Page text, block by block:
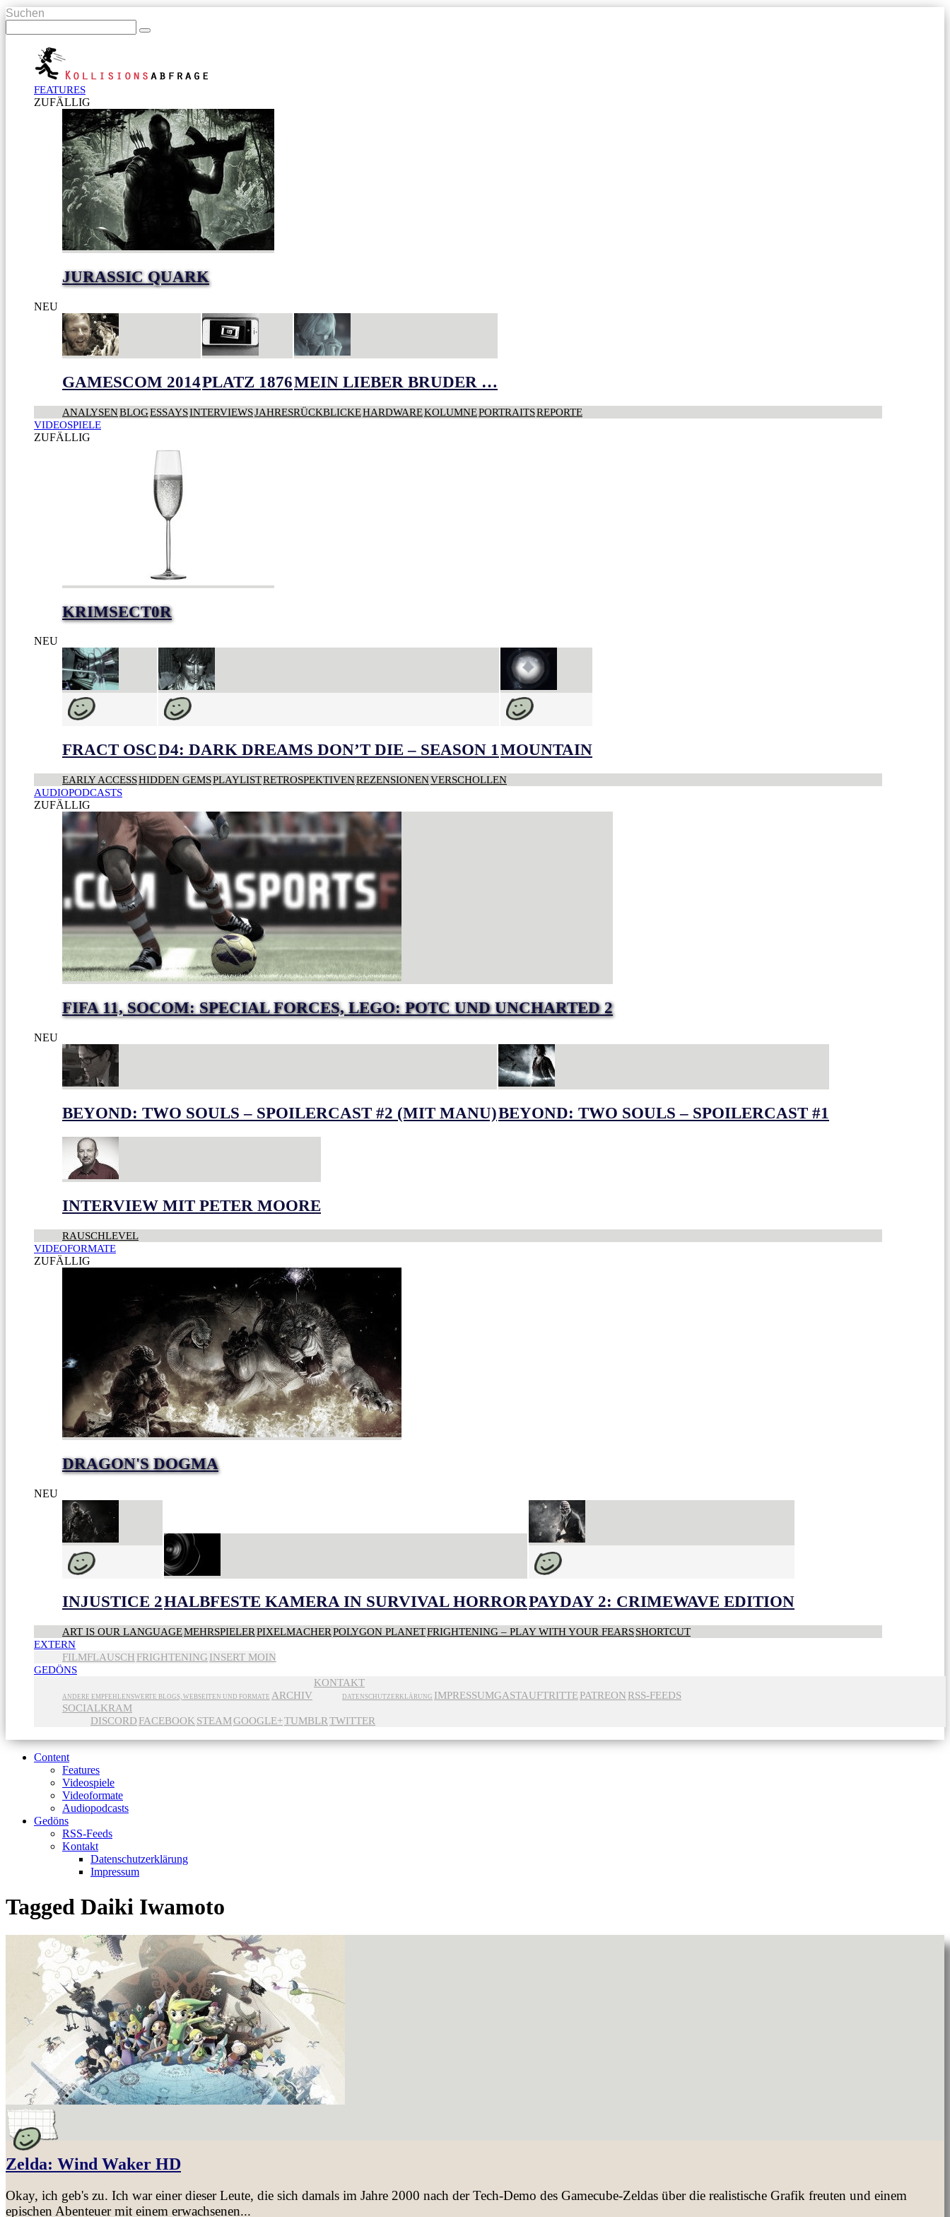
Suchen
FEATURES
ZUFÄLLIG
JURASSIC QUARK
NEU
GAMESCOM 2014PLATZ 1876MEIN LIEBER BRUDER …
ANALYSENBLOGESSAYSINTERVIEWSJAHRESRÜCKBLICKEHARDWAREKOLUMNEPORTRAITSREPORTE
VIDEOSPIELE
ZUFÄLLIG
KRIMSECT0R
NEU
FRACT OSCD4: DARK DREAMS DON’T DIE – SEASON 1MOUNTAIN
EARLY ACCESSHIDDEN GEMSPLAYLISTRETROSPEKTIVENREZENSIONENVERSCHOLLEN
AUDIOPODCASTS
ZUFÄLLIG
FIFA 11, SOCOM: SPECIAL FORCES, LEGO: POTC UND UNCHARTED 2
NEU
BEYOND: TWO SOULS – SPOILERCAST #2 (MIT MANU)BEYOND: TWO SOULS – SPOILERCAST #1
INTERVIEW MIT PETER MOORE
RAUSCHLEVEL
VIDEOFORMATE
ZUFÄLLIG
DRAGON'S DOGMA
NEU
INJUSTICE 2HALBFESTE KAMERA IN SURVIVAL HORRORPAYDAY 2: CRIMEWAVE EDITION
ART IS OUR LANGUAGEMEHRSPIELERPIXELMACHERPOLYGON PLANETFRIGHTENING – PLAY WITH YOUR FEARSSHORTCUT
EXTERN
FILMFLAUSCH FRIGHTENING INSERT MOIN
GEDÖNS
ANDERE EMPFEHLENSWERTE BLOGS, WEBSEITEN UND FORMATE ARCHIV
KONTAKT
DATENSCHUTZERKLÄRUNG IMPRESSUMGASTAUFTRITTEPATREON RSS-FEEDS
SOCIALKRAM
DISCORD FACEBOOK STEAMGOOGLE+TUMBLRTWITTER
Content
Features
Videospiele
Videoformate
Audiopodcasts
Gedöns
RSS-Feeds
Kontakt
Datenschutzerklärung
Impressum
Tagged Daiki Iwamoto
Zelda: Wind Waker HD
Okay, ich geb's zu. Ich war einer dieser Leute, die sich damals im Jahre 2000 nach der Tech-Demo des Gamecube-Zeldas über die realistische Grafik freuten und einem
epischen Abenteuer mit einem erwachsenen...